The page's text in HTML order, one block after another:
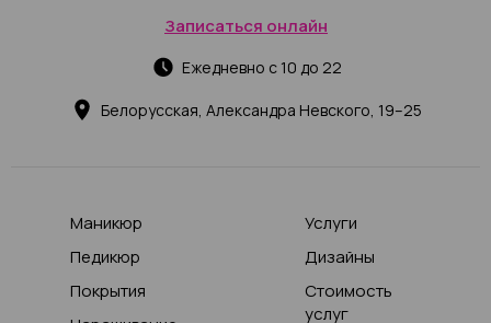
Белорусская, Александра Невского, 19–25
Ежедневно с 10 до 22
Записаться онлайн
Маникюр
Педикюр
Покрытия
Услуги
Дизайны
Стоимость
услуг